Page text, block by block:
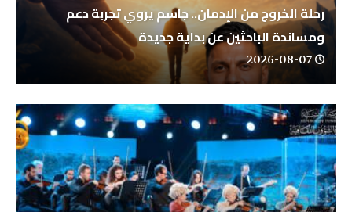
رحلة الخروج من الإدمان.. جاسم يروي تجربة دعم
ومساندة الباحثين عن بداية جديدة
2026-08-07